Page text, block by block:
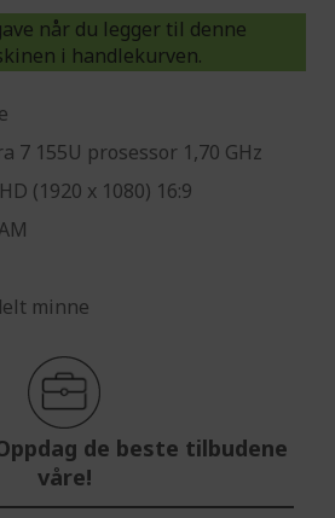
når du legger til denne
i handlekurven.
155U prosessor 1,70 GHz
(1920 x 1080) 16:9
minne
de beste tilbudene
våre!